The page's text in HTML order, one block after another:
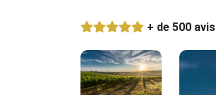
+ de 500 avis